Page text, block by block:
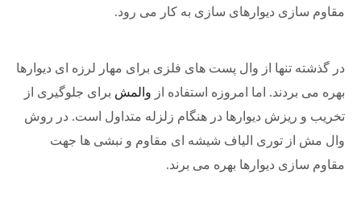
مقاوم سازی دیوارهای سازی به کار می رود.
در گذشته تنها از وال پست های فلزی برای مهار لرزه ای دیوارها
بهره می بردند. اما امروزه استفاده از والمش برای جلوگیری از
تخریب و ریزش دیوارها در هنگام زلزله متداول است. در روش
وال مش از توری الیاف شیشه ای مقاوم و نبشی ها جهت
مقاوم سازی دیوارها بهره می برند.